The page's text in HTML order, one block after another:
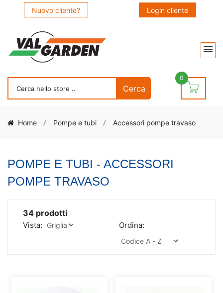
Nuovo cliente? Login cliente
0
Home Pompe e tubi Accessori pompe travaso
POMPE E TUBI - ACCESSORI
POMPE TRAVASO
34 prodotti
Vista: Ordina: